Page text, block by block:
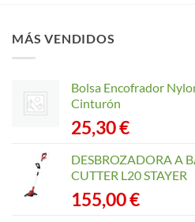
MÁS VENDIDOS
Bolsa Encofrador
Cinturón
25,30€
DESBROZADORA A
CUTTER L20 STAYER
155,00€